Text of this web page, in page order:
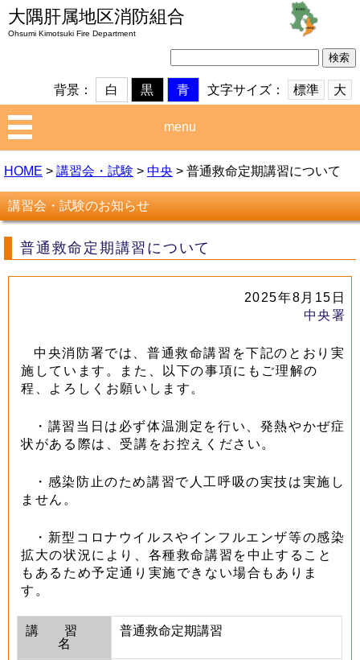
大隅肝属地区消防組合
Ohsumi Kimotsuki Fire Department
検
索:
文字サイズ：
標準 大
背景： 白 黒 青
menu
HOME > 講習会・試験 > 中央 > 普通救命定期講習について
講習会・試験のお知らせ
普通救命定期講習について
2025年8月15日
中央署
中央消防署では、普通救命講習を下記のとおり実
施しています。また、以下の事項にもご理解の
程、よろしくお願いします。
・講習当日は必ず体温測定を行い、発熱やかぜ症
状がある際は、受講をお控えください。
・感染防止のため講習で人工呼吸の実技は実施し
ません。
・新型コロナウイルスやインフルエンザ等の感染
拡大の状況により、各種救命講習を中止すること
もあるため予定通り実施できない場合もありま
す。
講習
名
普通救命定期講習